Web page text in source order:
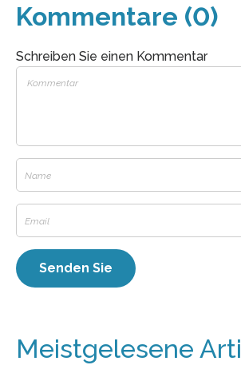
Kommentare (0)
Schreiben Sie einen Kommentar
Meistgelesene